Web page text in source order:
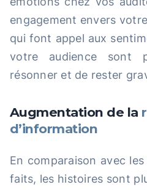
engagement envers
qui font appel aux
votre audience sont
résonner et de rester
Augmentation de la
d’information
En comparaison avec
faits, les histoires sont